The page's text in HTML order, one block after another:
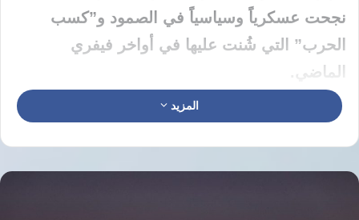
نجحت عسكرياً وسياسياً في الصمود و”كسب
الحرب” التي شُنت عليها في أواخر فيفري
الماضي.
​وفي تحليل موسع نشره “نيت سوانسون”، الزميل
الأقدم المقيم ومدير “مشروع استراتيجية إيران”
في المجلس الأطلسي والعضو السابق في فريق
المزيد